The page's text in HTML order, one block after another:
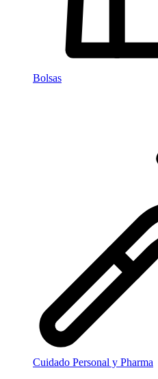
Bolsas
Cuidado Personal y Pharma